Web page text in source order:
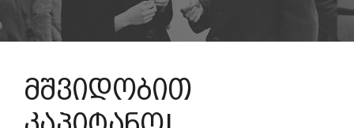
მშვიდობით